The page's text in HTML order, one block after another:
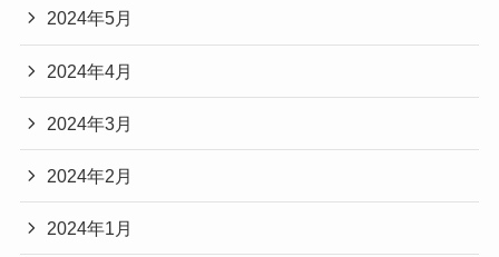
2024年5月
2024年4月
2024年3月
2024年2月
2024年1月